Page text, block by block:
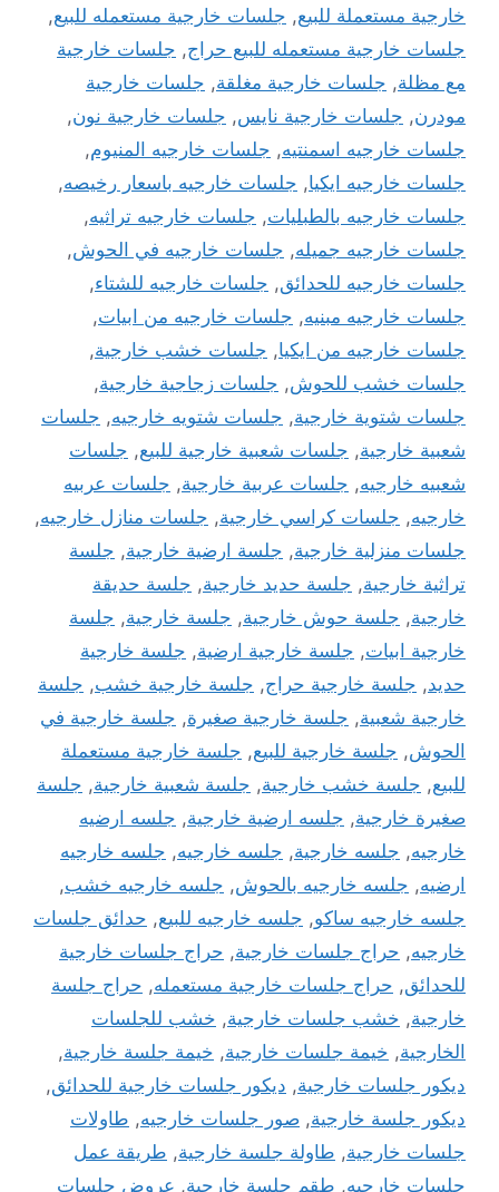
خارجية مستعملة للبيع, جلسات خارجية مستعمله للبيع,
جلسات خارجية مستعمله للبيع حراج, جلسات خارجية
مع مظلة, جلسات خارجية مغلقة, جلسات خارجية
مودرن, جلسات خارجية نايس, جلسات خارجية نون,
جلسات خارجيه اسمنتيه, جلسات خارجيه المنيوم,
جلسات خارجيه ايكيا, جلسات خارجيه باسعار رخيصه,
جلسات خارجيه بالطبليات, جلسات خارجيه تراثيه,
جلسات خارجيه جميله, جلسات خارجيه في الحوش,
جلسات خارجيه للحدائق, جلسات خارجيه للشتاء,
جلسات خارجيه مبنيه, جلسات خارجيه من ابيات,
جلسات خارجيه من ايكيا, جلسات خشب خارجية,
جلسات خشب للحوش, جلسات زجاجية خارجية,
جلسات شتوية خارجية, جلسات شتويه خارجيه, جلسات
شعبية خارجية, جلسات شعبية خارجية للبيع, جلسات
شعبيه خارجيه, جلسات عربية خارجية, جلسات عربيه
خارجيه, جلسات كراسي خارجية, جلسات منازل خارجيه,
جلسات منزلية خارجية, جلسة ارضية خارجية, جلسة
تراثية خارجية, جلسة حديد خارجية, جلسة حديقة
خارجية, جلسة حوش خارجية, جلسة خارجية, جلسة
خارجية ابيات, جلسة خارجية ارضية, جلسة خارجية
حديد, جلسة خارجية حراج, جلسة خارجية خشب, جلسة
خارجية شعبية, جلسة خارجية صغيرة, جلسة خارجية في
الحوش, جلسة خارجية للبيع, جلسة خارجية مستعملة
للبيع, جلسة خشب خارجية, جلسة شعبية خارجية, جلسة
صغيرة خارجية, جلسه ارضية خارجية, جلسه ارضيه
خارجيه, جلسه خارجية, جلسه خارجيه, جلسه خارجيه
ارضيه, جلسه خارجيه بالحوش, جلسه خارجيه خشب,
جلسه خارجيه ساكو, جلسه خارجيه للبيع, حدائق جلسات
خارجيه, حراج جلسات خارجية, حراج جلسات خارجية
للحدائق, حراج جلسات خارجية مستعمله, حراج جلسة
خارجية, خشب جلسات خارجية, خشب للجلسات
الخارجية, خيمة جلسات خارجية, خيمة جلسة خارجية,
ديكور جلسات خارجية, ديكور جلسات خارجية للحدائق,
ديكور جلسة خارجية, صور جلسات خارجيه, طاولات
جلسات خارجية, طاولة جلسة خارجية, طريقة عمل
جلسات خارجيه, طقم جلسة خارجية, عروض جلسات